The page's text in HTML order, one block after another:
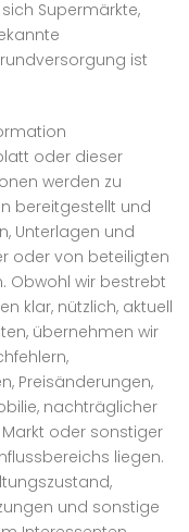
Supermärkte,
ist
oder dieser
werden zu
bereitgestellt und
Unterlagen und
oder von beteiligten
Obwohl wir bestrebt
klar, nützlich, aktuell
übernehmen wir
Preisänderungen,
nachträglicher
oder sonstiger
liegen.
und sonstige